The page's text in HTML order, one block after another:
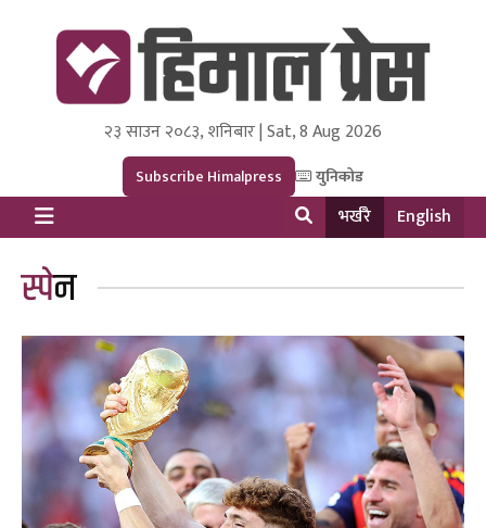
Himal Press
Dot NewsyNepal Media and Research Pvt Ltd.
२३ साउन २०८३, शनिबार | Sat, 8 Aug 2026
Subscribe Himalpress युनिकोड
भर्खरै English
स्पेन